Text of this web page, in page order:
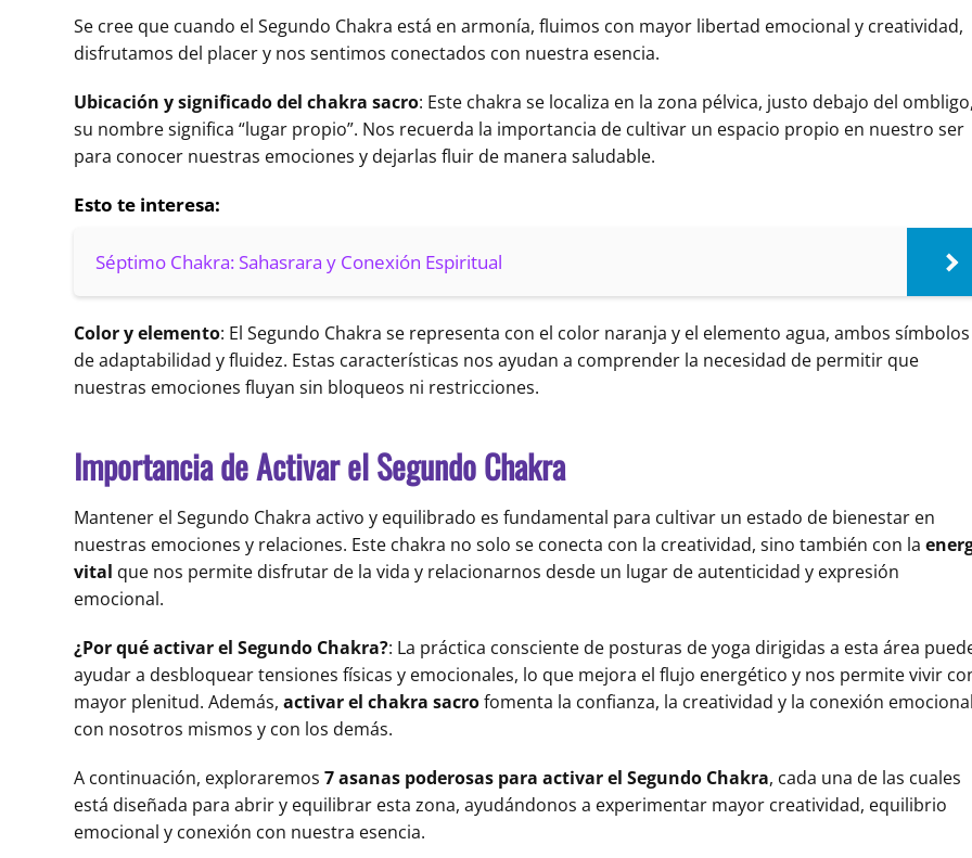
Se cree que cuando el Segundo Chakra está en armonía, fluimos con mayor libertad emocional y creatividad,
disfrutamos del placer y nos sentimos conectados con nuestra esencia.
Ubicación y significado del chakra sacro: Este chakra se localiza en la zona pélvica, justo debajo del
su nombre significa “lugar propio”. Nos recuerda la importancia de cultivar un espacio propio en nuestro ser
para conocer nuestras emociones y dejarlas fluir de manera saludable.
Esto te interesa:
Séptimo Chakra: Sahasrara y Conexión Espiritual
Color y elemento: El Segundo Chakra se representa con el color naranja y el elemento agua, ambos símbolos
de adaptabilidad y fluidez. Estas características nos ayudan a comprender la necesidad de permitir que
nuestras emociones fluyan sin bloqueos ni restricciones.
Importancia de Activar el Segundo Chakra
Mantener el Segundo Chakra activo y equilibrado es fundamental para cultivar un estado de bienestar en
nuestras emociones y relaciones. Este chakra no solo se conecta con la creatividad, sino también con la
vital que nos permite disfrutar de la vida y relacionarnos desde un lugar de autenticidad y expresión
emocional.
¿Por qué activar el Segundo Chakra?: La práctica consciente de posturas de yoga dirigidas a esta área
ayudar a desbloquear tensiones físicas y emocionales, lo que mejora el flujo energético y nos permite vivir
mayor plenitud. Además, activar el chakra sacrofomenta la confianza, la creatividad y la conexión
con nosotros mismos y con los demás.
A continuación, exploraremos 7 asanas poderosas para activar el Segundo Chakra, cada una de las cuales
está diseñada para abrir y equilibrar esta zona, ayudándonos a experimentar mayor creatividad, equilibrio
emocional y conexión con nuestra esencia.